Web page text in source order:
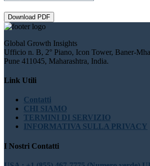
Download PDF
Global Growth Insights
Ufficio n. B, 2° Piano, Icon Tower, Baner-
Pune 411045, Maharashtra, India.
Link Utili
Contatti
CHI SIAMO
TERMINI DI SERVIZIO
INFORMATIVA SULLA PRIVACY
I Nostri Contatti